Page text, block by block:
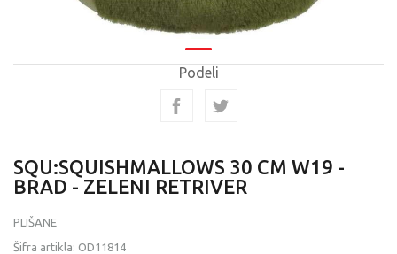
Podeli
SQU:SQUISHMALLOWS 30 CM W19 -
BRAD - ZELENI RETRIVER
PLIŠANE
Šifra artikla: OD11814